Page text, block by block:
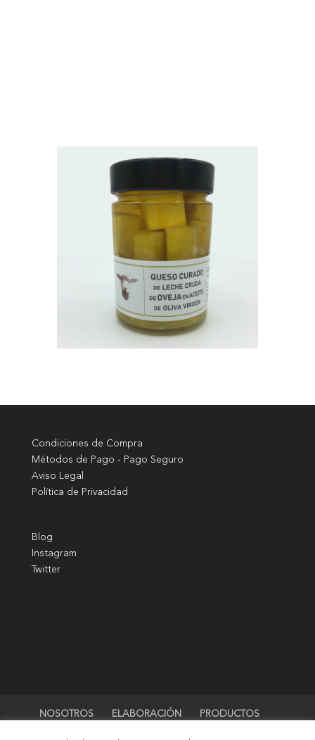
Condiciones de Compra
Métodos de Pago - Pago Seguro
Aviso Legal
Política de Privacidad
Blog
Instagram
Twitter
NOSOTROS ELABORACIÓN
PRODUCTOS